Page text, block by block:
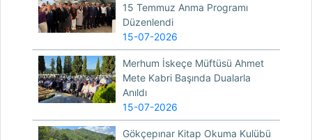
15 Temmuz Anma Programı
Düzenlendi
15-07-2026
Merhum İskeçe Müftüsü Ahmet
Mete Kabri Başında Dualarla
Anıldı
15-07-2026
Gökçepınar Kitap Okuma Kulübü